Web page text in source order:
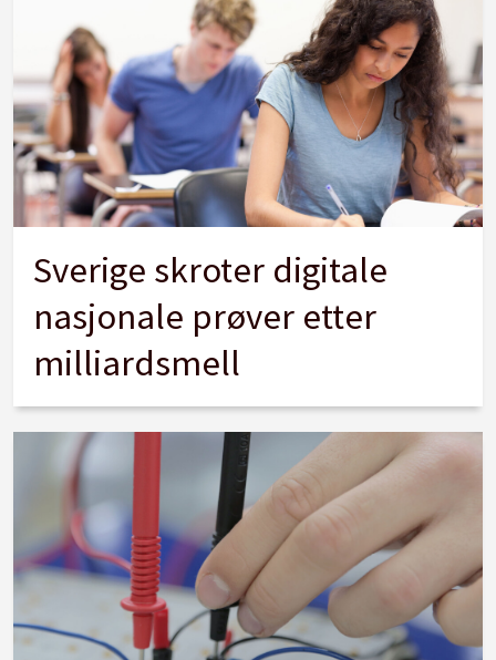
Sverige skroter digitale
nasjonale prøver etter
milliardsmell